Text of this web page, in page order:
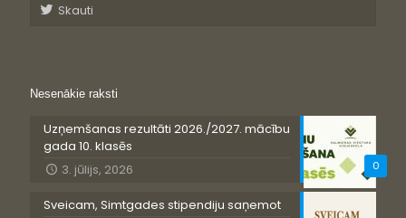
Skauti
Nesenākie raksti
0
Uzņemšanas rezultāti 2026./2027. mācību
gada 10. klasēs
3. jūlijs, 2026
Sveicam, Simtgades stipendiju saņemot